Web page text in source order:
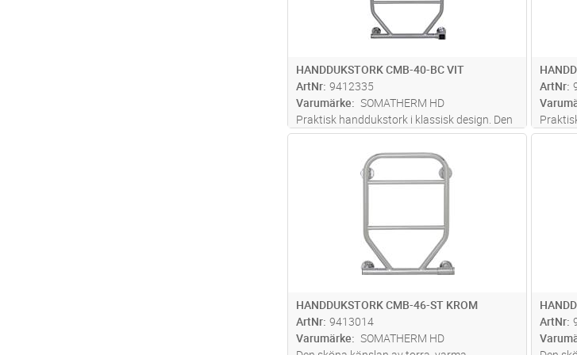
HANDDUKSTORK CMB-40-BC VIT
ArtNr 9412335
Varumärke
SOMATHERM HD
Praktisk handdukstork i klassisk design. Den
sköna känslan av torra, varma handdukar
efter ett bad eller dusch kan egentligen aldrig
beskrivas, den ska upplevas. BC styrningen
har 2-polig brytare, e...läs mer
ArtNr
sköna
efter
har 2-
Lägg i kundvagn
HANDDUKSTORK CMB-46-ST KROM
ArtNr 9413014
Varumärke
SOMATHERM HD
ArtNr